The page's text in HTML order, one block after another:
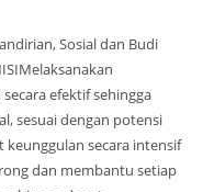
Sosial dan Budi
efektif sehingga
sesuai dengan potensi
secara intensif
dan membantu setiap